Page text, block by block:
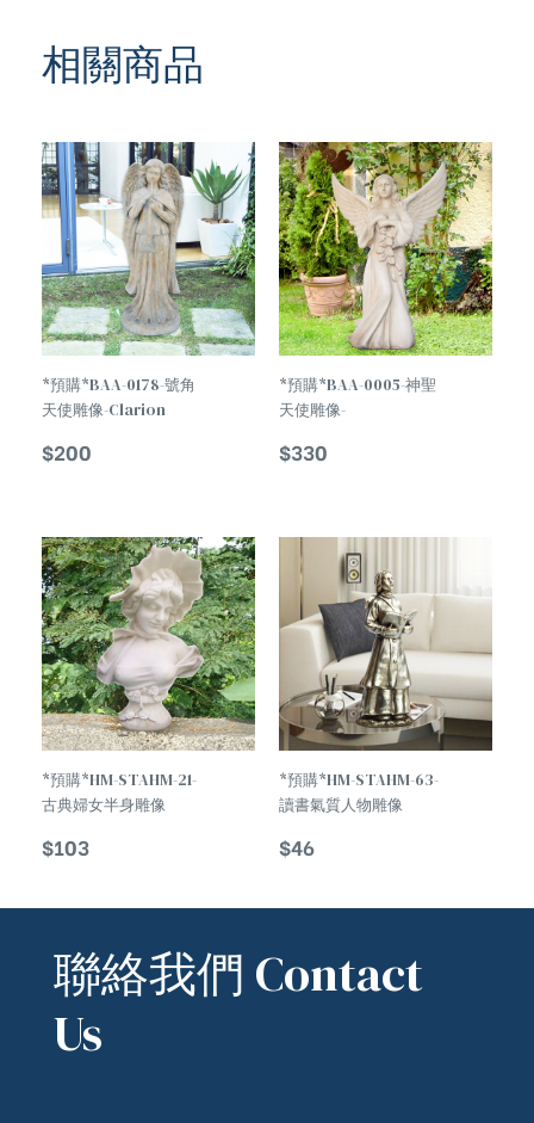
相關商品
*預購*BAA-0178-號角
天使雕像-Clarion
$200
*預購*BAA-0005-神聖
天使雕像-
Angel Statue
$330
*預購*HM-STAHM-21-
古典婦女半身雕像
Body Statue
$103
*預購*HM-STAHM-63-
讀書氣質人物雕像
Deader Woman
$46
聯絡我們 Contact
Us